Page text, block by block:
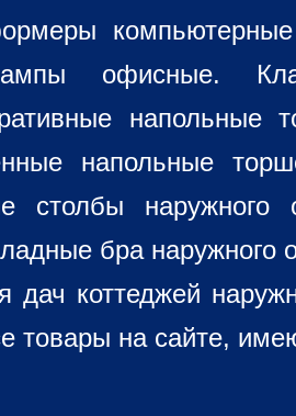
офисные.
напольные
напольные
столбы
бра наружного
дач коттеджей
на сайте,